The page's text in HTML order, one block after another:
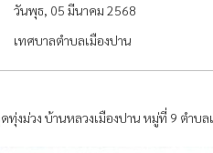
วันพุธ, 05 มีนาคม 2568
เทศบาลตำบลเมืองปาน
งม่วง บ้านหลวงเมืองปาน หมู่ที่ 9 ตำ